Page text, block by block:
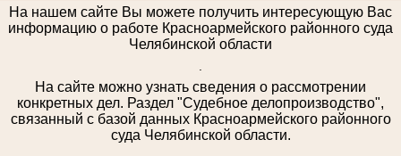
На нашем сайте Вы можете получить интересующую Вас
информацию о работе Красноармейского районного суда
Челябинской области
На сайте можно узнать сведения о рассмотрении
конкретных дел. Раздел "Судебное делопроизводство",
связанный с базой данных Красноармейского районного
суда Челябинской области.